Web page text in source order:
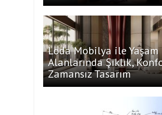
Loda Mobilya ile Yaşam
Alanlarında Şıklık,
Zamansız Tasarım